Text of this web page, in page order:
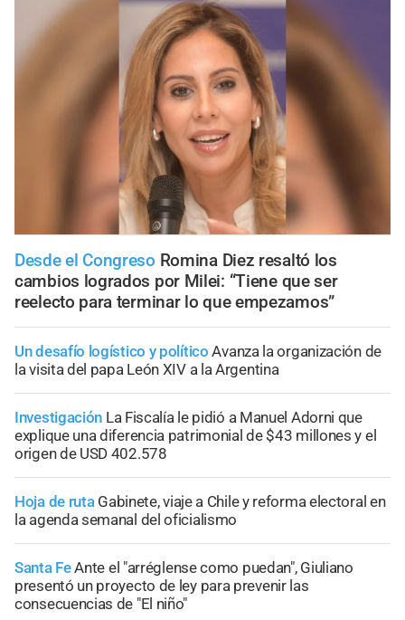
Desde el Congreso Romina Diez resaltó los
cambios logrados por Milei: “Tiene que ser
reelecto para terminar lo que empezamos”
Un desafío logístico y político Avanza la organización de
la visita del papa León XIV a la Argentina
Investigación La Fiscalía le pidió a Manuel Adorni que
explique una diferencia patrimonial de $43 millones y el
origen de USD 402.578
Hoja de ruta Gabinete, viaje a Chile y reforma electoral en
la agenda semanal del oficialismo
Santa FeAnte el "arréglense como puedan", Giuliano
presentó un proyecto de ley para prevenir las
consecuencias de "El niño"